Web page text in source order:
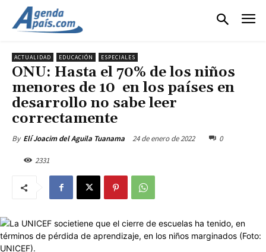
ACTUALIDAD EDUCACIÓN ESPECIALES
ONU: Hasta el 70% de los niños
menores de 10 en los países en
desarrollo no sabe leer
correctamente
By Elí Joacim del Aguila Tuanama 24 de enero de 2022 0
2331